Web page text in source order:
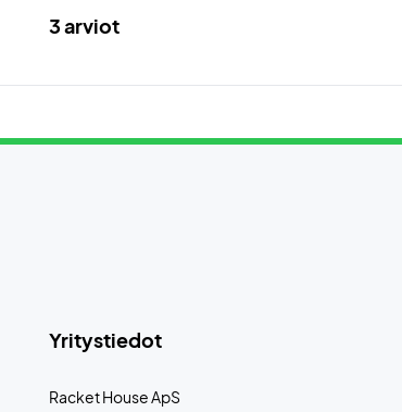
3 arviot
Yritystiedot
Racket House ApS